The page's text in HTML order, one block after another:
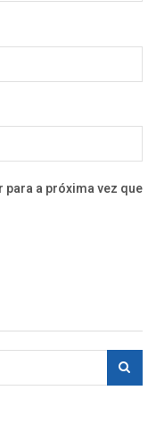
a próxima vez que